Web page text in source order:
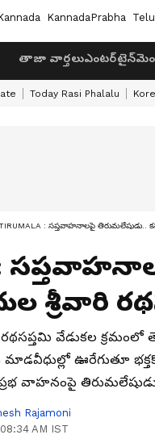
KannadaPrabha
తాజా వార్తలు
Today Rasi Phalalu
: సప్తవాహనాలపై తిరుమలేషుడు..
శ్రీవారి
వేడుకల
ఊరేగుతూ
వాహనంపై
Rajamoni
AM IST